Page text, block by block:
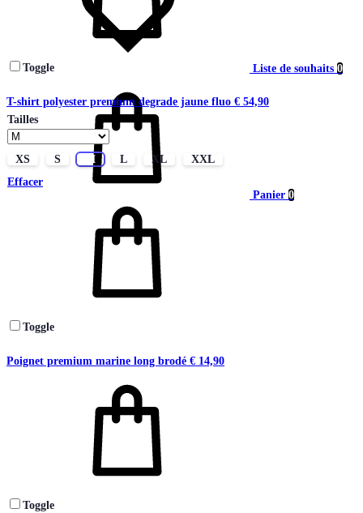
Liste de souhaits 0
Panier 0
Toggle
T-shirt polyester premium degrade jaune fluo € 54,90
Tailles
XS S M L XL
XXL
Effacer
Toggle
Poignet premium marine long brodé € 14,90
Toggle